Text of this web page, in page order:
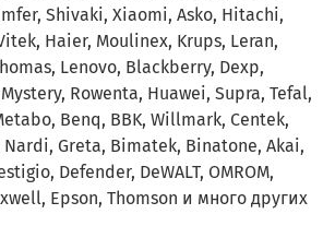
Shivaki, Xiaomi, Asko, Hitachi,
Haier, Moulinex, Krups, Leran,
Lenovo, Blackberry, Dexp,
Rowenta, Huawei, Supra, Tefal,
Benq, BBK, Willmark, Centek,
Nardi, Greta, Bimatek, Binatone, Akai,
Defender, DeWALT, OMROM,
Epson, Thomson и много других